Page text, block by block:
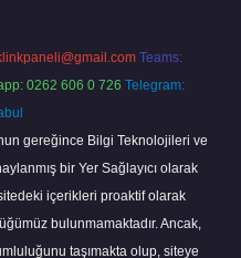
Teams:
0262 606 0 726 Telegram:
gereğince Bilgi Teknolojileri ve
bir Yer Sağlayıcı olarak
içerikleri proaktif olarak
bulunmamaktadır. Ancak,
taşımakta olup, siteye